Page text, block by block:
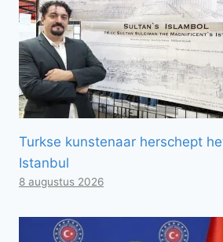
Turkse kunstenaar herschept
Istanbul
8 augustus 2026